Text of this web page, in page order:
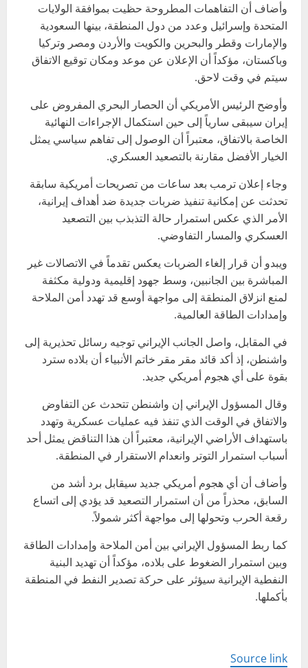
وأضاف أن التفاهمات المطروحة حظيت بموافقة الولايات
المتحدة وإسرائيل وعدد من دول المنطقة، بينها السعودية
والإمارات وقطر والبحرين والكويت والأردن ومصر وتركيا
وباكستان، مؤكداً أن الإعلان عن موعد ومكان توقيع الاتفاق
سيتم في وقت لاحق.
وأوضح الرئيس الأمريكي أن الحصار البحري المفروض على
إيران سيبقى سارياً إلى حين استكمال الإجراءات النهائية
الخاصة بالاتفاق، معتبراً أن الوصول إلى تفاهم سياسي يمثل
الخيار الأفضل مقارنة بالتصعيد العسكري.
وجاء إعلان ترمب بعد ساعات من تصريحات أمريكية سابقة
تحدثت عن إمكانية تنفيذ ضربات جديدة ضد أهداف إيرانية،
الأمر الذي عكس استمرار حالة التذبذب بين التصعيد
العسكري والمسار التفاوضي.
ويبدو أن قرار إلغاء الضربات يعكس تقدماً في الاتصالات غير
المباشرة بين الجانبين، وسط جهود إقليمية ودولية مكثفة
لمنع انزلاق المنطقة إلى مواجهة أوسع قد تهدد أمن الملاحة
وإمدادات الطاقة العالمية.
في المقابل، واصل الجانب الإيراني توجيه رسائل تحذيرية إلى
واشنطن، إذ أكد قائد مقر مقر خاتم الأنبياء أن بلاده سترد
بقوة على أي هجوم أمريكي جديد.
وقال المسؤول الإيراني إن واشنطن تتحدث عن التفاوض
والاتفاق في الوقت الذي تنفذ فيه عمليات عسكرية وتهدد
باستهداف الأراضي الإيرانية، معتبراً أن هذا التناقض يمثل أحد
أسباب استمرار التوتر وانعدام الاستقرار في المنطقة.
وأضاف أن أي هجوم أمريكي جديد سيقابل برد أشد من
السابق، محذراً من أن استمرار التصعيد قد يؤدي إلى اتساع
رقعة الحرب وتحولها إلى مواجهة أكثر شمولاً.
كما ربط المسؤول الإيراني بين أمن الملاحة وإمدادات الطاقة
وبين استمرار الضغوط على بلاده، مؤكداً أن تهديد البنية
النفطية الإيرانية سيؤثر على حركة تصدير النفط في المنطقة
بأكملها.
Source link